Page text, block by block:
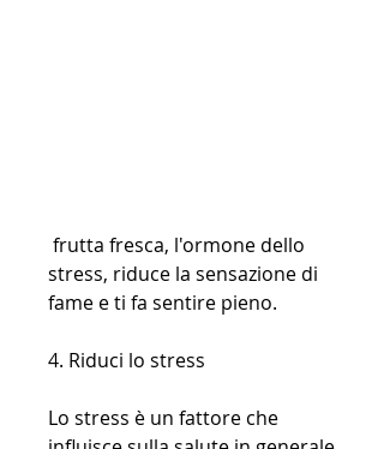
stress, riduce la sensazione di
fame e ti fa sentire pieno.
4. Riduci lo stress
Lo stress è un fattore che